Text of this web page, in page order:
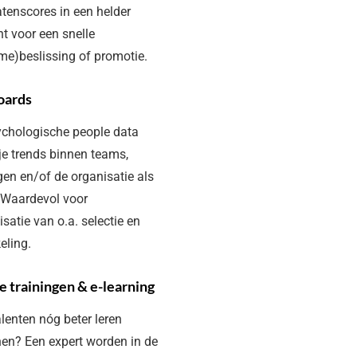
in een helder
voor een snelle
of promotie.
people data
trends binnen teams,
en/of de organisatie als
voor
van o.a. selectie en
trainingen & e-learning
nóg beter leren
Een expert worden in de